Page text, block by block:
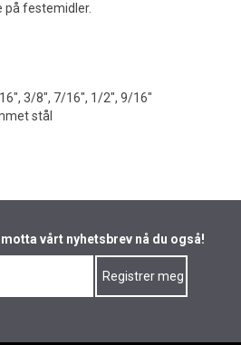
på festemidler.
3/8", 7/16", 1/2", 9/16"
stål
vårt nyhetsbrev nå du også!